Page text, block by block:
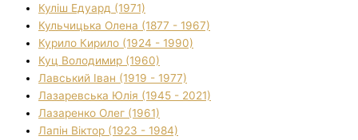
Куліш Едуард (1971)
Кульчицька Олена (1877 - 1967)
Курило Кирило (1924 - 1990)
Куц Володимир (1960)
Лавський Іван (1919 - 1977)
Лазаревська Юлія (1945 - 2021)
Лазаренко Олег (1961)
Лапін Віктор (1923 - 1984)